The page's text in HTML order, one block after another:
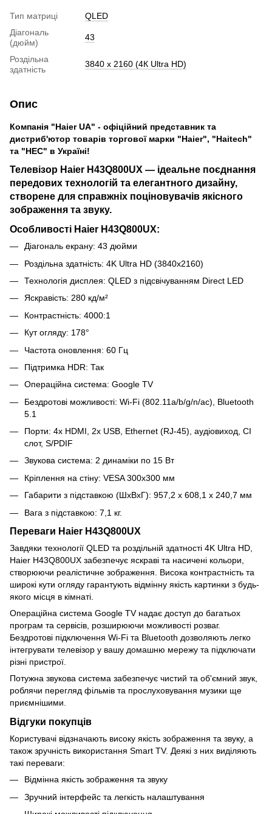
Тип матриці
QLED
Діагональ
(дюйм)
43
Роздільна
здатність
3840 х 2160 (4К Ultra HD)
Опис
Компанія "Haier UA" - офіційний представник та
дистриб'ютор товарів торгової марки "Haier", "Haitech"
та "HEC" в Україні!
Телевізор Haier H43Q800UX — ідеальне поєднання
передових технологій та елегантного дизайну,
створене для справжніх поціновувачів якісного
зображення та звуку.
Особливості Haier H43Q800UX:
Діагональ екрану: 43 дюйми
Роздільна здатність: 4K Ultra HD (3840x2160)
Технологія дисплея: QLED з підсвічуванням Direct LED
Яскравість: 280 кд/м²
Контрастність: 4000:1
Кут огляду: 178°
Частота оновлення: 60 Гц
Підтримка HDR: Так
Операційна система: Google TV
Бездротові можливості: Wi-Fi (802.11a/b/g/n/ac), Bluetooth
5.1
Порти: 4x HDMI, 2x USB, Ethernet (RJ-45), аудіовиход, CI
слот, S/PDIF
Звукова система: 2 динаміки по 15 Вт
Кріплення на стіну: VESA 300x300 мм
Габарити з підставкою (ШхВхГ): 957,2 x 608,1 x 240,7 мм
Вага з підставкою: 7,1 кг.
Переваги Haier H43Q800UX
Завдяки технології QLED та роздільній здатності 4K Ultra HD,
Haier H43Q800UX забезпечує яскраві та насичені кольори,
створюючи реалістичне зображення. Висока контрастність та
широкі кути огляду гарантують відмінну якість картинки з будь-
якого місця в кімнаті.
Операційна система Google TV надає доступ до багатьох
програм та сервісів, розширюючи можливості розваг.
Бездротові підключення Wi-Fi та Bluetooth дозволяють легко
інтегрувати телевізор у вашу домашню мережу та підключати
різні пристрої.
Потужна звукова система забезпечує чистий та об'ємний звук,
роблячи перегляд фільмів та прослуховування музики ще
приємнішими.
Відгуки покупців
Користувачі відзначають високу якість зображення та звуку, а
також зручність використання Smart TV. Деякі з них виділяють
такі переваги:
Відмінна якість зображення та звуку
Зручний інтерфейс та легкість налаштування